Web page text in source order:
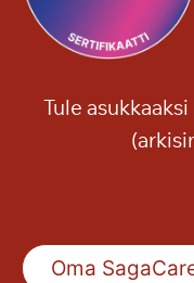
Tule
Oma